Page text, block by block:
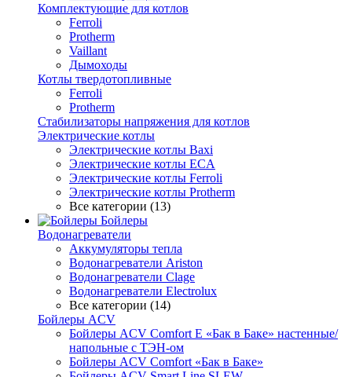
Комплектующие для котлов
Ferroli
Protherm
Vaillant
Дымоходы
Котлы твердотопливные
Ferroli
Protherm
Стабилизаторы напряжения для котлов
Электрические котлы
Электрические котлы Baxi
Электрические котлы ECA
Электрические котлы Ferroli
Электрические котлы Protherm
Все категории (13)
Бойлеры
Водонагреватели
Аккумуляторы тепла
Водонагреватели Ariston
Водонагреватели Clage
Водонагреватели Electrolux
Все категории (14)
Бойлеры ACV
Бойлеры ACV Comfort E «Бак в Баке» настенные/
напольные c ТЭН-ом
Бойлеры ACV Comfort «Бак в Баке»